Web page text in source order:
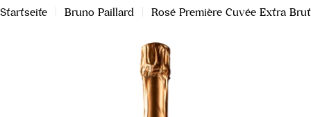
Startseite Bruno Paillard Rosé Première Cuvée Extra Brut